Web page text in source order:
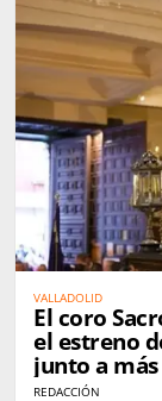
VALLADOLID
El coro
el estreno
junto a
REDACCIÓN